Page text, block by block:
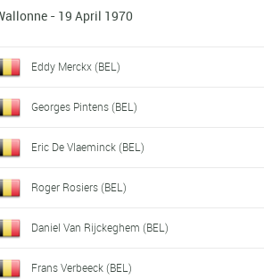
- 19 April 1970
Eddy Merckx (BEL)
Georges Pintens (BEL)
Eric De Vlaeminck (BEL)
Roger Rosiers (BEL)
Daniel Van Rijckeghem (BEL)
Frans Verbeeck (BEL)